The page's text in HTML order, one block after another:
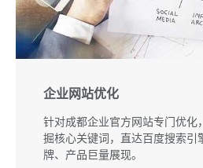
企业网站优化
针对成都企业官方网站专门优化
掘核心关键词，直达百度搜索引
牌、产品巨量展现。